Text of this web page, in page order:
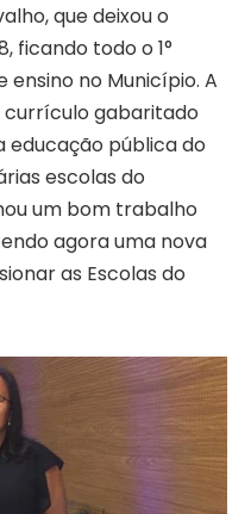
que deixou o
ficando todo o 1°
no Município. A
currículo gabaritado
pública do
escolas do
um bom trabalho
agora uma nova
as Escolas do